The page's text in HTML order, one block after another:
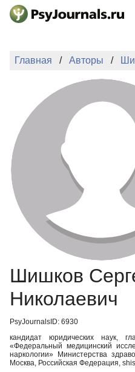
Перейти к основному
ПОДАТЬ
БАЗА
Регистрация
Главная Авторы
Шишков
Николаевич
PsyJournalsID: 6930
кандидат юридических наук,
«Федеральный медицинский
наркологии» Министерства
Москва, Российская Федерация,